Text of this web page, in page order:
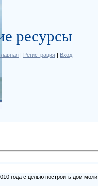
ресурсы
| Регистрация | Вход
года с целью построить дом